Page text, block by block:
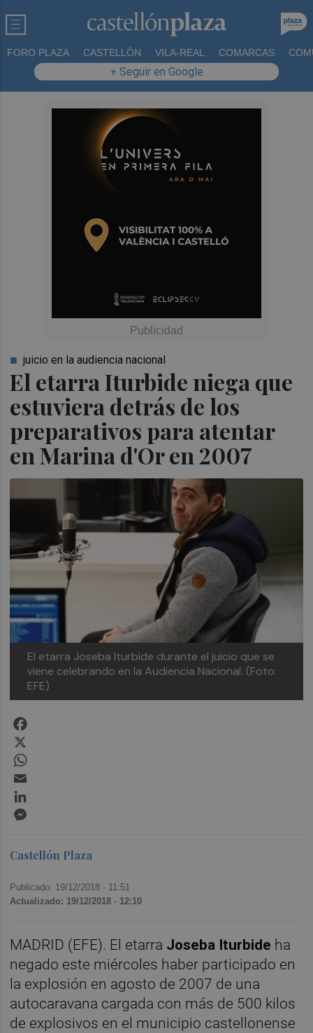
FORO PLAZA CASTELLÓN VILA-REAL COMARCAS
+ Seguir en Google
El etarra Iturbide niega que
estuviera detrás de los
preparativos para atentar
en Marina d'Or en 2007
juicio en la audiencia nacional
El etarra Joseba Iturbide durante el juicio que se
viene celebrando en la Audiencia Nacional. (Foto:
EFE)
Castellón Plaza
Publicado: 19/12/2018 · 11:51
Actualizado: 19/12/2018 · 12:10
MADRID (EFE). El etarra Joseba Iturbide ha
negado este miércoles haber participado en
la explosión en agosto de 2007 de una
autocaravana cargada con más de 500 kilos
de explosivos en el municipio castellonense